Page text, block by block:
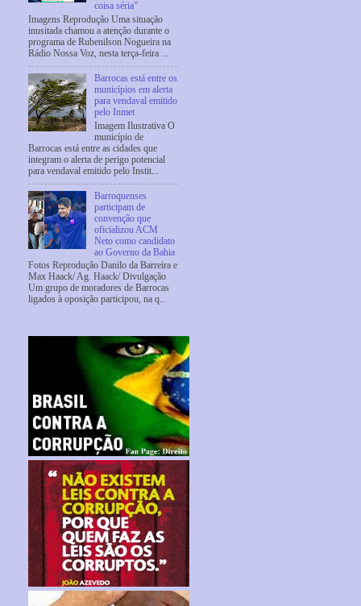
coisa séria”
Imagens Reprodução Uma situação
inusitada chamou a atenção durante o
programa de Rubenilson Nogueira na
Rádio Nossa Voz, nesta terça-feira ...
Barrocas está entre os
municípios em alerta
para vendaval emitido
pelo Inmet
Imagem Ilustrativa O
município de
Barrocas está entre as cidades que
integram o alerta de perigo potencial
para vendaval emitido pelo Instit...
Barroquenses
participam de
convenção que
oficializou ACM
Neto como candidato
ao Governo da Bahia
Fotos Reprodução Danilo da Barreira e
Max Haack/ Ag. Haack/ Divulgação
Um grupo de moradores de Barrocas
ligados à oposição participou, na q...